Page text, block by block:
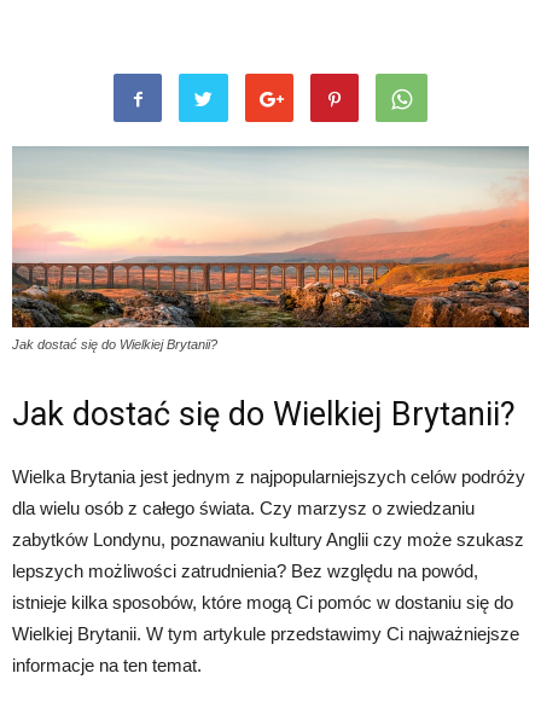
Jak dostać się do Wielkiej Brytanii?
Jak dostać się do Wielkiej Brytanii?
Wielka Brytania jest jednym z najpopularniejszych celów podróży
dla wielu osób z całego świata. Czy marzysz o zwiedzaniu
zabytków Londynu, poznawaniu kultury Anglii czy może szukasz
lepszych możliwości zatrudnienia? Bez względu na powód,
istnieje kilka sposobów, które mogą Ci pomóc w dostaniu się do
Wielkiej Brytanii. W tym artykule przedstawimy Ci najważniejsze
informacje na ten temat.